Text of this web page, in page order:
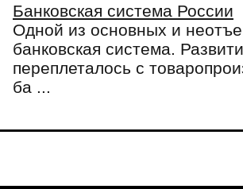
Банковская система России
Одной из основных и
банковская система.
переплеталось с
ба ...